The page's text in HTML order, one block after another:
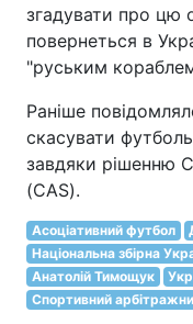
згадувати про цю
повернеться в
"руським
Раніше
скасувати
завдяки рішенню
(CAS).
Асоціативний футбол
Національна збірна
Анатолій Тимощук
Спортивний